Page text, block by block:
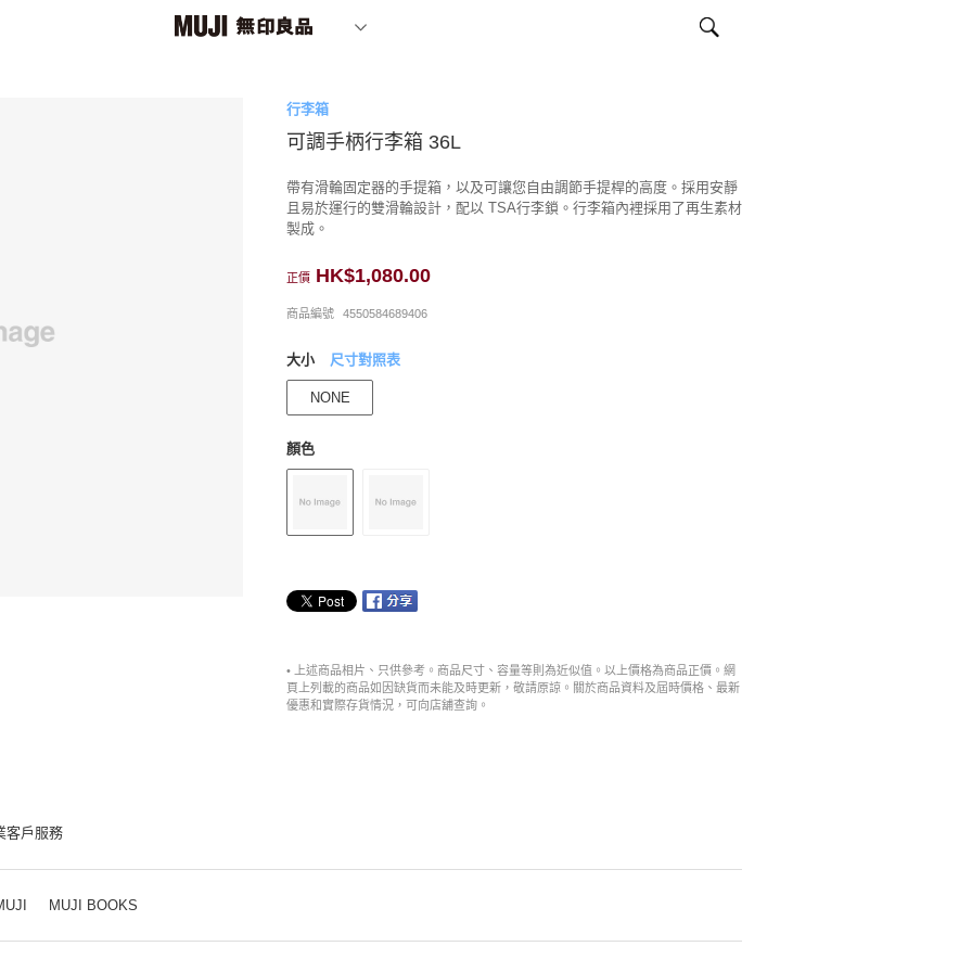
行李箱
可調手柄行李箱 36L
帶有滑輪固定器的手提箱，以及可讓您自由調節手提桿的高度。採用安靜
且易於運行的雙滑輪設計，配以 TSA行李鎖。行李箱內裡採用了再生素材
製成。
正價 HK$1,080.00
商品編號 4550584689406
大小 尺寸對照表
NONE
顏色
• 上述商品相片、只供參考。商品尺寸、容量等則為近似值。以上價格為商品正價。網
頁上列載的商品如因缺貨而未能及時更新，敬請原諒。關於商品資料及屆時價格、最新
優惠和實際存貨情況，可向店舖查詢。
客戶服務
MUJI BOOKS